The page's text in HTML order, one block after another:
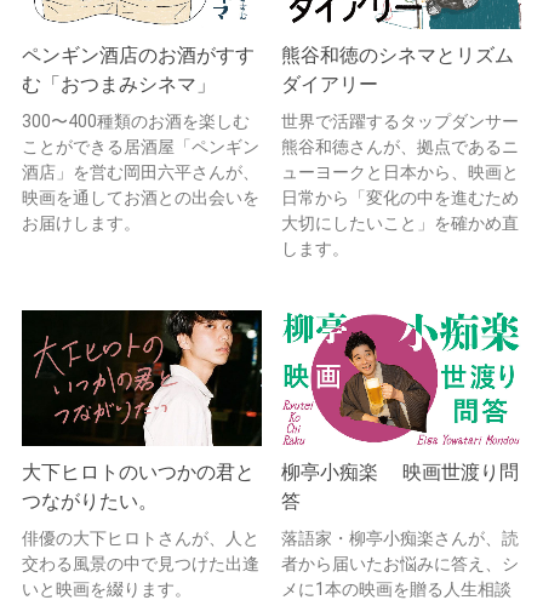
ペンギン酒店のお酒がすす
む「おつまみシネマ」
300〜400種類のお酒を楽しむ
ことができる居酒屋「ペンギン
酒店」を営む岡田六平さんが、
映画を通してお酒との出会いを
お届けします。
熊谷和徳のシネマとリズム
ダイアリー
世界で活躍するタップダンサー
熊谷和徳さんが、拠点であるニ
ューヨークと日本から、映画と
日常から「変化の中を進むため
大切にしたいこと」を確かめ直
します。
大下ヒロトのいつかの君と
つながりたい。
俳優の大下ヒロトさんが、人と
交わる風景の中で見つけた出逢
いと映画を綴ります。
柳亭小痴楽 映画世渡り問
答
落語家・柳亭小痴楽さんが、読
者から届いたお悩みに答え、シ
メに1本の映画を贈る人生相談